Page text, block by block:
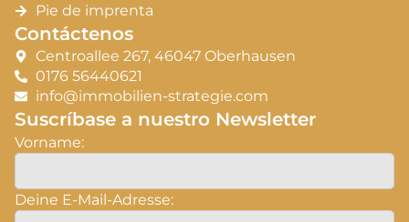
Pie de imprenta
Contáctenos
Centroallee 267, 46047 Oberhausen
0176 56440621
info@immobilien-strategie.com
Suscríbase a nuestro Newsletter
Vorname:
Deine E-Mail-Adresse: